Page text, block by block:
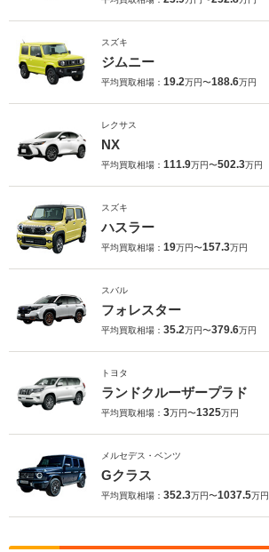
スズキ
ジムニー
平均買取相場： 19.2万円〜188.6万円
レクサス
NX
平均買取相場： 111.9万円〜502.3万円
スズキ
ハスラー
平均買取相場： 19万円〜157.3万円
スバル
フォレスター
平均買取相場： 35.2万円〜379.6万円
トヨタ
ランドクルーザープラド
平均買取相場： 3万円〜1325万円
メルセデス・ベンツ
Gクラス
平均買取相場： 352.3万円〜1037.5万円